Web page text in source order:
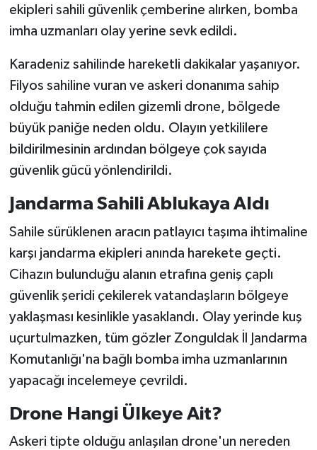
ekipleri sahili güvenlik çemberine alırken, bomba
imha uzmanları olay yerine sevk edildi.
Karadeniz sahilinde hareketli dakikalar yaşanıyor.
Filyos sahiline vuran ve askeri donanıma sahip
olduğu tahmin edilen gizemli drone, bölgede
büyük paniğe neden oldu. Olayın yetkililere
bildirilmesinin ardından bölgeye çok sayıda
güvenlik gücü yönlendirildi.
Jandarma Sahili Ablukaya Aldı
Sahile sürüklenen aracın patlayıcı taşıma ihtimaline
karşı jandarma ekipleri anında harekete geçti.
Cihazın bulunduğu alanın etrafına geniş çaplı
güvenlik şeridi çekilerek vatandaşların bölgeye
yaklaşması kesinlikle yasaklandı. Olay yerinde kuş
uçurtulmazken, tüm gözler Zonguldak İl Jandarma
Komutanlığı'na bağlı bomba imha uzmanlarının
yapacağı incelemeye çevrildi.
Drone Hangi Ülkeye Ait?
Askeri tipte olduğu anlaşılan drone'un nereden